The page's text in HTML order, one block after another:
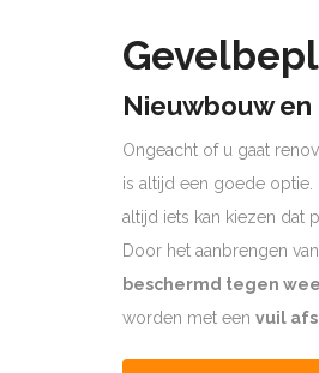
Nieuwbouw
Ongeacht of u gaat
is altijd een goede optie.
altijd iets kan kiezen dat
Door het aanbrengen
beschermd tegen
worden met een vuil